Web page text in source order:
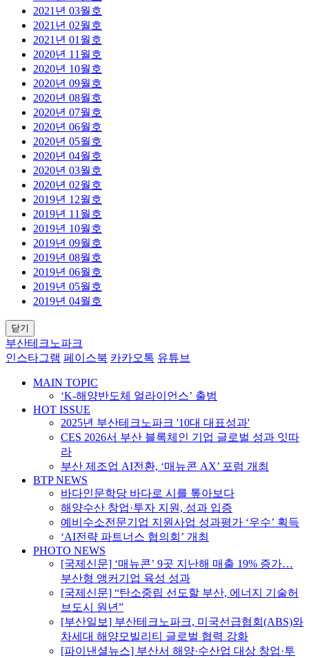
2021년 03월호
2021년 02월호
2021년 01월호
2020년 11월호
2020년 10월호
2020년 09월호
2020년 08월호
2020년 07월호
2020년 06월호
2020년 05월호
2020년 04월호
2020년 03월호
2020년 02월호
2019년 12월호
2019년 11월호
2019년 10월호
2019년 09월호
2019년 08월호
2019년 06월호
2019년 05월호
2019년 04월호
닫기
부산테크노파크
인스타그램 페이스북 카카오톡 유튜브
MAIN TOPIC
‘K-해양반도체 얼라이언스’ 출범
HOT ISSUE
2025년 부산테크노파크 '10대 대표성과'
CES 2026서 부산 블록체인 기업 글로벌 성과 잇따
라
부산 제조업 AI전환, ‘매뉴콘 AX’ 포럼 개최
BTP NEWS
바다인문학당 바다로 시를 톺아보다
해양수산 창업·투자 지원, 성과 입증
예비수소전문기업 지원사업 성과평가 ‘우수’ 획득
‘AI전략 파트너스 협의회’ 개최
PHOTO NEWS
[국제신문] ‘매뉴콘’ 9곳 지난해 매출 19% 증가…
부산형 앵커기업 육성 성과
[국제신문] “탄소중립 선도할 부산, 에너지 기술허
브도시 원년”
[부산일보] 부산테크노파크, 미국선급협회(ABS)와
차세대 해양모빌리티 글로벌 협력 강화
[파이낸셜뉴스] 부산서 해양·수산업 대상 창업·투